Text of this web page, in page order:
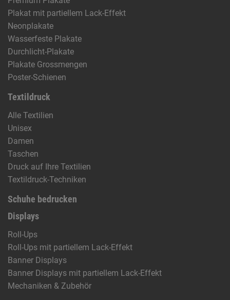
Plakat mit partiellem Lack-Effekt
Neonplakate
Wasserfeste Plakate
Durchlicht-Plakate
Plakate Grossmengen
Poster-Schienen
Textildruck
Alle Textilien
Unisex
Damen
Taschen
Druck auf Ihre Textilien
Textildruck-Techniken
Schuhe bedrucken
Displays
Roll-Ups
Roll-Ups mit partiellem Lack-Effekt
Banner Displays
Banner Displays mit partiellem Lack-Effekt
Mechaniken & Zubehör